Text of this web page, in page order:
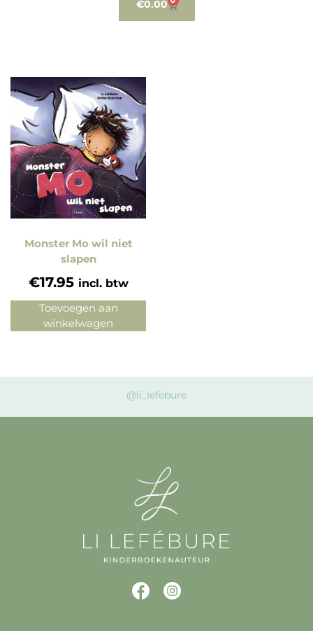
€0.00
Monster Mo wil niet
slapen
€17.95 incl. btw
Toevoegen aan
winkelwagen
@li_lefebure